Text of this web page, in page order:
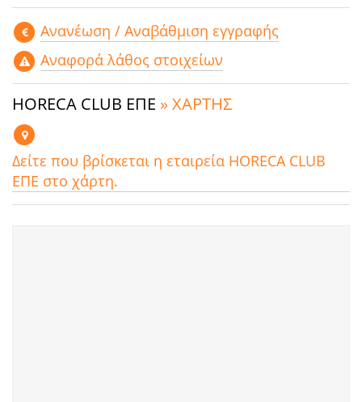
Aνανέωση / Αναβάθμιση εγγραφής
Αναφορά λάθος στοιχείων
HORECA CLUB ΕΠΕ » ΧΑΡΤΗΣ
Δείτε που βρίσκεται η εταιρεία HORECA CLUB
ΕΠΕ στο χάρτη.